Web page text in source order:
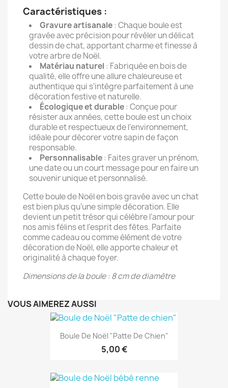
Caractéristiques :
Gravure artisanale: Chaque boule est
gravée avec précision pour révéler un délicat
dessin de chat, apportant charme et finesse à
votre arbre de Noël.
Matériau naturel : Fabriquée en bois de
qualité, elle offre une allure chaleureuse et
authentique qui s'intègre parfaitement à une
décoration festive et naturelle.
Écologique et durable: Conçue pour
résister aux années, cette boule est un choix
durable et respectueux de l’environnement,
idéale pour décorer votre sapin de façon
responsable.
Personnalisable: Faites graver un prénom,
une date ou un court message pour en faire un
souvenir unique et personnalisé.
Cette boule de Noël en bois gravée avec un chat
est bien plus qu’une simple décoration. Elle
devient un petit trésor qui célèbre l’amour pour
nos amis félins et l'esprit des fêtes. Parfaite
comme cadeau ou comme élément de votre
décoration de Noël, elle apporte chaleur et
originalité à chaque foyer.
Dimensions de la boule : 8 cm de diamètre
VOUS AIMEREZ AUSSI
Boule De Noël "Patte De Chien"
5,00 €